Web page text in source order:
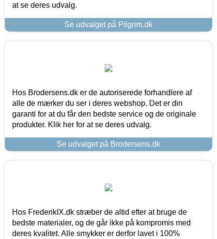
at se deres udvalg.
Se udvalget på Pilgrim.dk
Hos Brodersens.dk er de autoriserede forhandlere af
alle de mærker du ser i deres webshop. Det er din
garanti for at du får den bedste service og de originale
produkter. Klik her for at se deres udvalg.
Se udvalget på Brodersens.dk
Hos FrederikIX.dk stræber de altid efter at bruge de
bedste materialer, og de går ikke på kompromis med
deres kvalitet. Alle smykker er derfor lavet i 100%